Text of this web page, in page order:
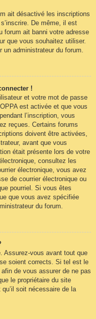
ait désactivé les inscriptions
De même, il est
forum ait banni votre adresse
que vous souhaitez utiliser.
un administrateur du forum.
!
et votre mot de passe
est activée et que vous
l’inscription, vous
reçues. Certains forums
doivent être activées,
avant que vous
était présente lors de votre
consultez les
électronique, vous avez
de courrier électronique ou
pourriel. Si vous êtes
que vous avez spécifiée
du forum.
Assurez-vous avant tout que
soient corrects. Si tel est le
de vous assurer de ne pas
le propriétaire du site
soit nécessaire de la